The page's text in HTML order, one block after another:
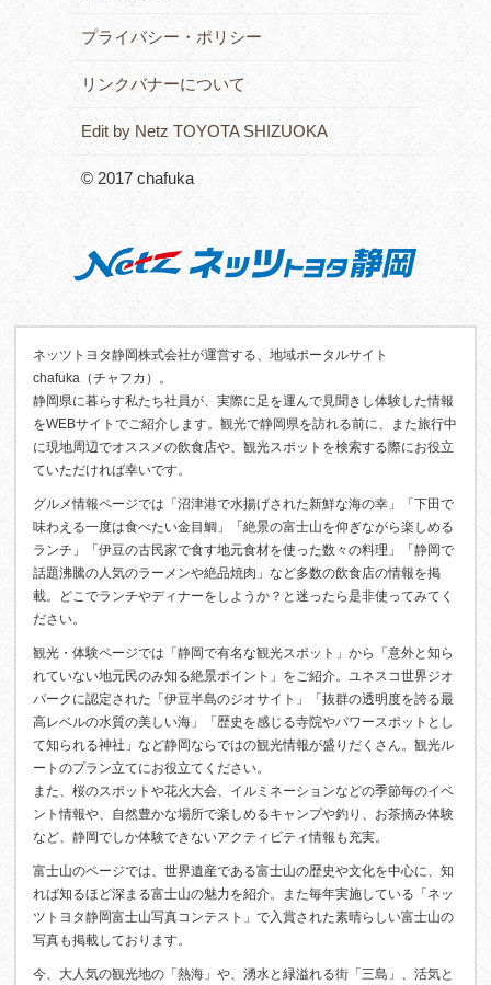
プライバシー・ポリシー
リンクバナーについて
Edit by Netz TOYOTA SHIZUOKA
© 2017 chafuka
ネッツトヨタ静岡株式会社が運営する、地域ポータルサイト
chafuka（チャフカ）。
静岡県に暮らす私たち社員が、実際に足を運んで見聞きし体験した情報
をWEBサイトでご紹介します。観光で静岡県を訪れる前に、また旅行中
に現地周辺でオススメの飲食店や、観光スポットを検索する際にお役立
ていただければ幸いです。
グルメ情報ページでは「沼津港で水揚げされた新鮮な海の幸」「下田で
味わえる一度は食べたい金目鯛」「絶景の富士山を仰ぎながら楽しめる
ランチ」「伊豆の古民家で食す地元食材を使った数々の料理」「静岡で
話題沸騰の人気のラーメンや絶品焼肉」など多数の飲食店の情報を掲
載。どこでランチやディナーをしようか？と迷ったら是非使ってみてく
ださい。
観光・体験ページでは「静岡で有名な観光スポット」から「意外と知ら
れていない地元民のみ知る絶景ポイント」をご紹介。ユネスコ世界ジオ
パークに認定された「伊豆半島のジオサイト」「抜群の透明度を誇る最
高レベルの水質の美しい海」「歴史を感じる寺院やパワースポットとし
て知られる神社」など静岡ならではの観光情報が盛りだくさん。観光ル
ートのプラン立てにお役立てください。
また、桜のスポットや花火大会、イルミネーションなどの季節毎のイベ
ント情報や、自然豊かな場所で楽しめるキャンプや釣り、お茶摘み体験
など、静岡でしか体験できないアクティビティ情報も充実。
富士山のページでは、世界遺産である富士山の歴史や文化を中心に、知
れば知るほど深まる富士山の魅力を紹介。また毎年実施している「ネッ
ツトヨタ静岡富士山写真コンテスト」で入賞された素晴らしい富士山の
写真も掲載しております。
今、大人気の観光地の「熱海」や、湧水と緑溢れる街「三島」、活気と